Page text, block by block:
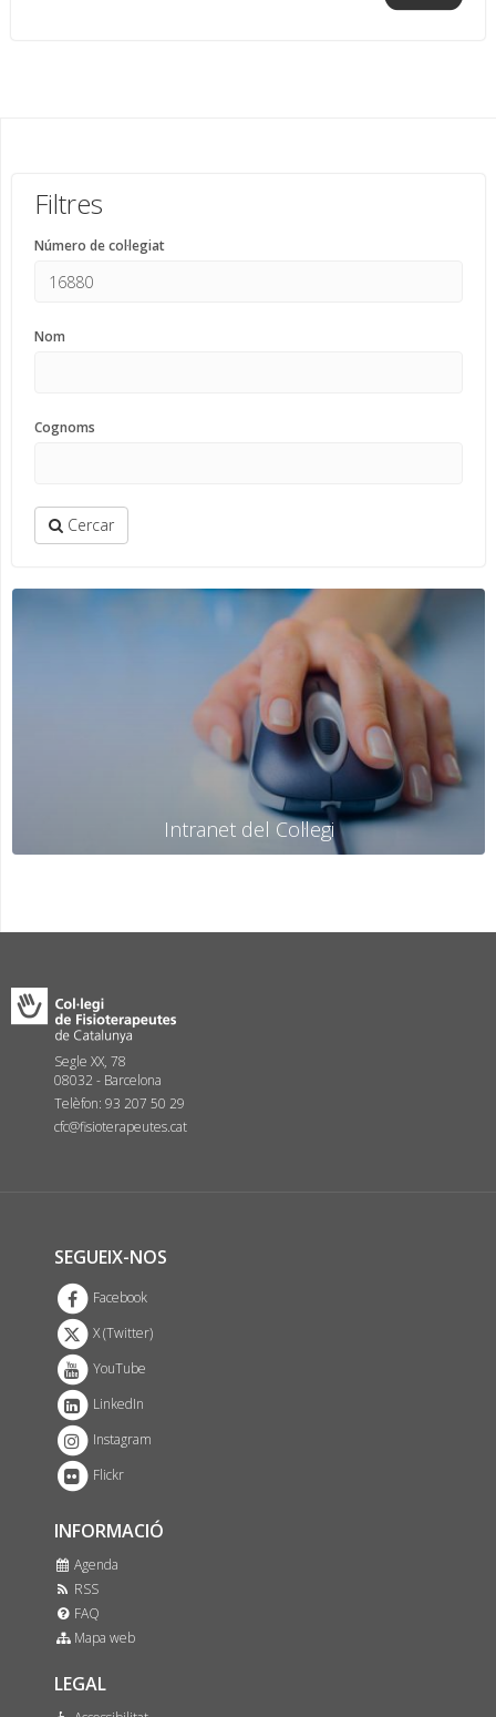
Filtres
Número de col·legiat
Nom
Cognoms
Cercar
Intranet del Col·legi
Segle XX, 78
08032 - Barcelona
Telèfon: 93 207 50 29
cfc@fisioterapeutes.cat
SEGUEIX-NOS
Facebook
X (Twitter)
YouTube
LinkedIn
Instagram
Flickr
INFORMACIÓ
Agenda
RSS
FAQ
Mapa web
LEGAL